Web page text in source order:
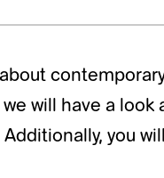
will have a look
you